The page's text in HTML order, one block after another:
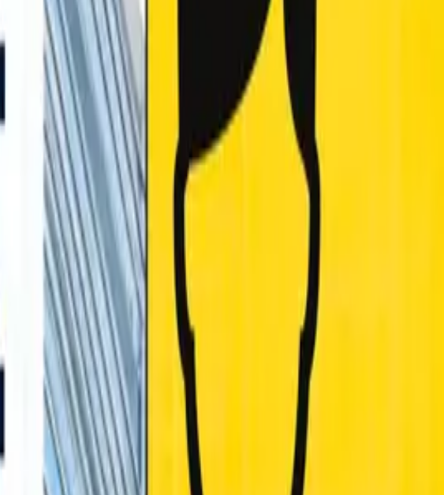
せば、部活はどの業界でも通用する“最強のネタ”になります。体育会・